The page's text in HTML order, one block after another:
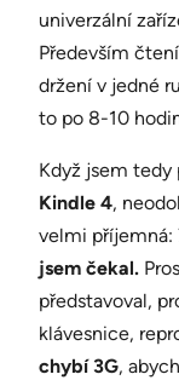
univerzální
Především
držení v jedné
to po 8-10
Když jsem tedy
Kindle 4,
velmi příjemná:
jsem čekal.
představoval,
klávesnice,
chybí 3G,